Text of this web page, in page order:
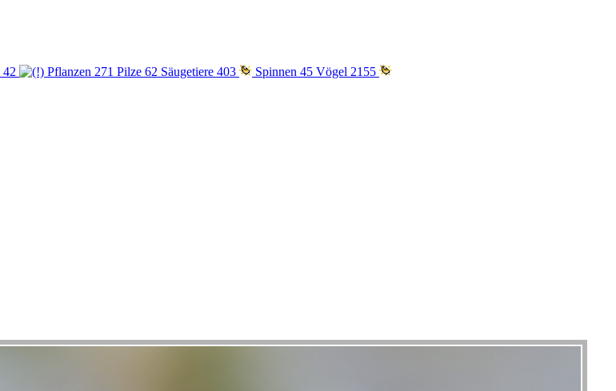
42 Pflanzen 271 Pilze 62 Säugetiere 403 Spinnen 45 Vögel 2155